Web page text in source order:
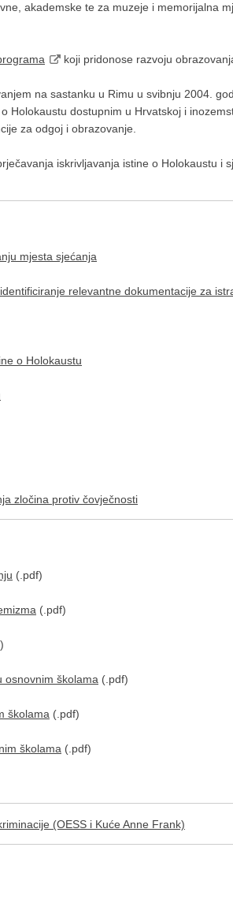
akademske te za muzeje i memorijalna
koji pridonose razvoju
na sastanku u Rimu u svibnju 2004.
Holokaustu dostupnim u Hrvatskoj i
za odgoj i obrazovanje.
iskrivljavanja istine o Holokaustu i
mjesta sjećanja
relevantne dokumentacije za
o Holokaustu
zločina protiv čovječnosti
(.pdf)
(.pdf)
osnovnim školama (.pdf)
školama (.pdf)
školama (.pdf)
(OESS i Kuće Anne Frank)